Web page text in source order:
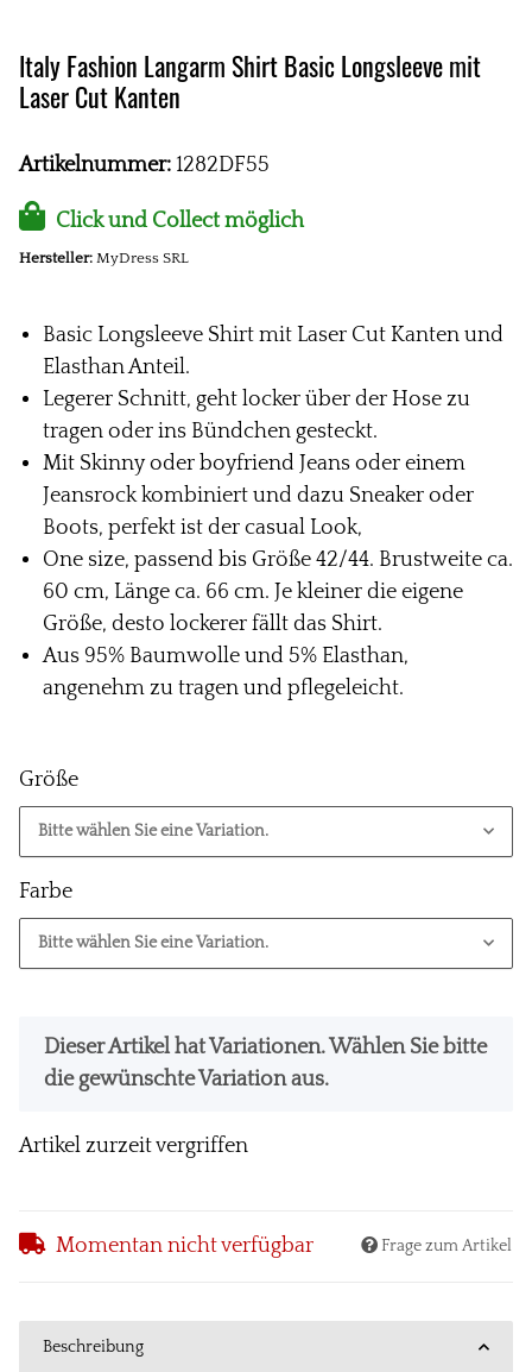
Italy Fashion Langarm Shirt Basic Longsleeve mit
Laser Cut Kanten
Artikelnummer: 1282DF55
Click und Collect möglich
Hersteller: MyDress SRL
Basic Longsleeve Shirt mit Laser Cut Kanten und
Elasthan Anteil.
Legerer Schnitt, geht locker über der Hose zu
tragen oder ins Bündchen gesteckt.
Mit Skinny oder boyfriend Jeans oder einem
Jeansrock kombiniert und dazu Sneaker oder
Boots, perfekt ist der casual Look,
One size, passend bis Größe 42/44. Brustweite ca.
60 cm, Länge ca. 66 cm. Je kleiner die eigene
Größe, desto lockerer fällt das Shirt.
Aus 95% Baumwolle und 5% Elasthan,
angenehm zu tragen und pflegeleicht.
Größe
Bitte wählen Sie eine Variation.
Farbe
Bitte wählen Sie eine Variation.
x
Dieser Artikel hat Variationen. Wählen Sie bitte
die gewünschte Variation aus.
Artikel zurzeit vergriffen
Momentan nicht verfügbar Frage zum Artikel
Beschreibung